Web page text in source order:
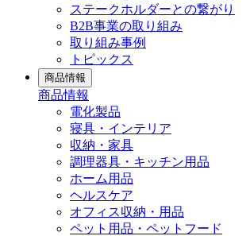
ステークホルダーとの繋がり
B2B事業の取り組み
取り組み事例
トピックス
商品情報
商品情報
電化製品
寝具・インテリア
収納・家具
調理器具・キッチン用品
ホーム用品
ヘルスケア
オフィス収納・用品
ペット用品・ペットフード